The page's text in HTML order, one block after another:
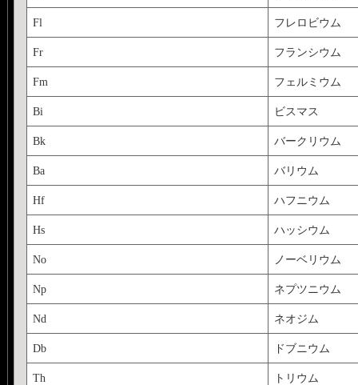
Fl フレロビウム
Fr フランシウム
Fm フェルミウム
Bi ビスマス
Bk バークリウム
Ba バリウム
Hf ハフニウム
Hs ハッシウム
No ノーベリウム
Np ネプツニウム
Nd ネオジム
Db ドブニウム
Th トリウム